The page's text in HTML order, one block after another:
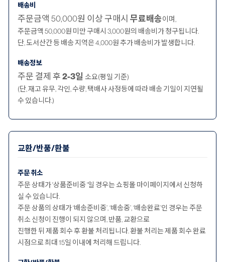
배송비
주문금액 50,000원 이상 구매시 무료배송이며,
주문금액 50,000원 미만 구매시 3,000원의 배송비가 청구됩니다.
단, 도서산간 등 배송 지역은 4,000원 추가 배송비가 발생합니다.
배송정보
주문 결제 후2-3일 소요(평일 기준)
(단, 재고 유무, 각인, 수량, 택배사 사정등에 따라 배송 기일이 지연될
수 있습니다.)
교환/반품/환불
주문 취소
주문 상태가 '상품준비중 '일 경우는 쇼핑몰 마이페이지에서 신청하
실 수 있습니다.
주문 상품의 상태가 ‘배송준비중’, ‘배송중’, ‘배송완료’인 경우는 주문
취소 신청이 진행이 되지 않으며, 반품, 교환으로
진행한 뒤 제품 회수 후 환불 처리됩니다. 환불 처리는 제품 회수 완료
시점으로 최대 15일 이내에 처리해 드립니다.